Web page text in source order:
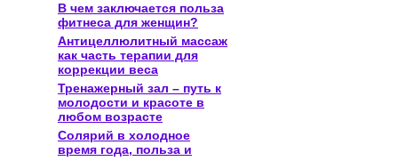
В чем заключается польза
фитнеса для женщин?
Антицеллюлитный массаж
как часть терапии для
коррекции веса
Тренажерный зал – путь к
молодости и красоте в
любом возрасте
Солярий в холодное
время года, польза и